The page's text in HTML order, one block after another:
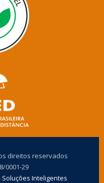
os direitos reservados
0001-29
Soluções Inteligentes